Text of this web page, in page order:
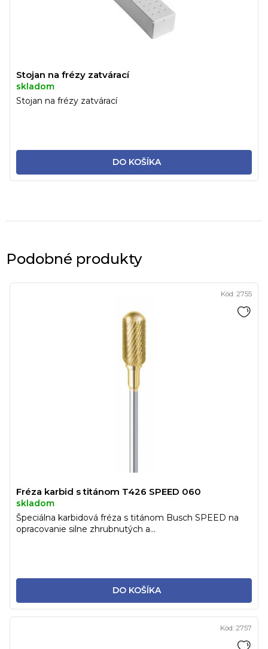
Stojan na frézy zatvárací
skladom
DO KOŠÍKA
Stojan na frézy zatvárací
Podobné produkty
Fréza karbid s titánom T426 SPEED 060
skladom
DO KOŠÍKA
Špeciálna karbidová fréza s titánom Busch SPEED na
opracovanie silne zhrubnutých a...
Kód: 2755
Kód: 2757